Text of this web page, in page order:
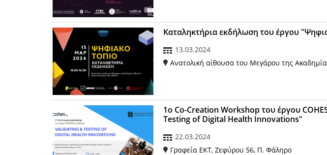
Kαταληκτήρια εκδήλωση του έργου
13.03.2024
Ανατολική αίθουσα του Μεγάρου της
1ο Co-Creation Workshop του έργου
Testing of Digital Health Innovations"
22.03.2024
Γραφεία ΕΚΤ, Ζεφύρου 56, Π. Φάληρο